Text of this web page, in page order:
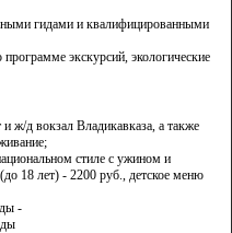
гидами и квалифицированными
экскурсий, экологические
ж/д вокзал Владикавказа, а также
стиле с ужином и
18 лет) - 2200 руб., детское меню
-